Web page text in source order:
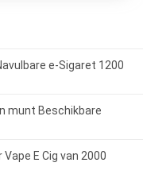
e-Sigaret 1200
munt Beschikbare
E Cig van 2000